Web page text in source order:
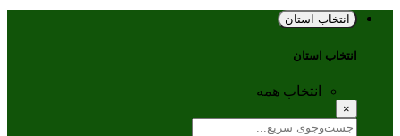
انتخاب استان
انتخاب استان
انتخاب همه
×